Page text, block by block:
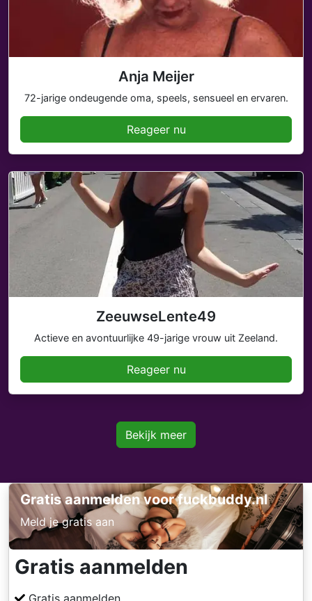
Anja Meijer
72-jarige ondeugende oma, speels, sensueel en ervaren.
Reageer nu
ZeeuwseLente49
Actieve en avontuurlijke 49-jarige vrouw uit Zeeland.
Reageer nu
Bekijk meer
Gratis aanmelden voor fuckbuddy.nl
Meld je gratis aan
Gratis aanmelden
Gratis aanmelden